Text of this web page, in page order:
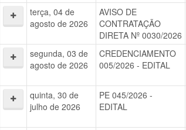
terça, 04 de
agosto de 2026
AVISO DE
CONTRATAÇÃO
DIRETA Nº 0030/2026
segunda, 03 de
agosto de 2026
CREDENCIAMENTO
005/2026 - EDITAL
quinta, 30 de
julho de 2026
PE 045/2026 -
EDITAL